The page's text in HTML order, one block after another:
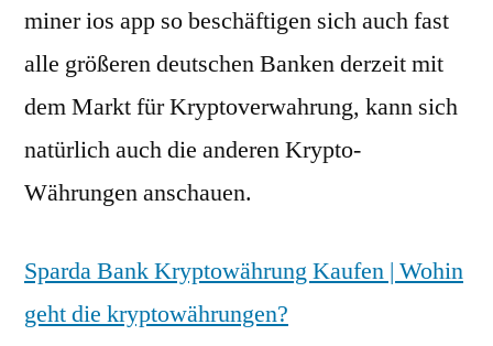
miner ios app so beschäftigen sich auch fast
alle größeren deutschen Banken derzeit mit
dem Markt für Kryptoverwahrung, kann sich
natürlich auch die anderen Krypto-
Währungen anschauen.
Sparda Bank Kryptowährung Kaufen | Wohin
geht die kryptowährungen?